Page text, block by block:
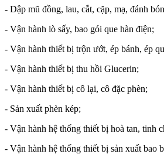
- Dập mũ đồng, lau, cắt, cặp, mạ, đánh
- Vận hành lò sấy, bao gói que hàn điện;
- Vận hành thiết bị trộn ướt, ép bánh, ép
- Vận hành thiết bị thu hồi Glucerin;
- Vận hành thiết bị cô lại, cô đặc phèn;
- Sản xuất phèn kép;
- Vận hành hệ thống thiết bị hoà tan, tinh
- Vận hành hệ thống thiết bị sản xuất bao